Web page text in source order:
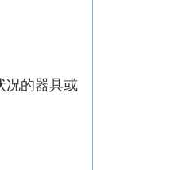
况的器具或